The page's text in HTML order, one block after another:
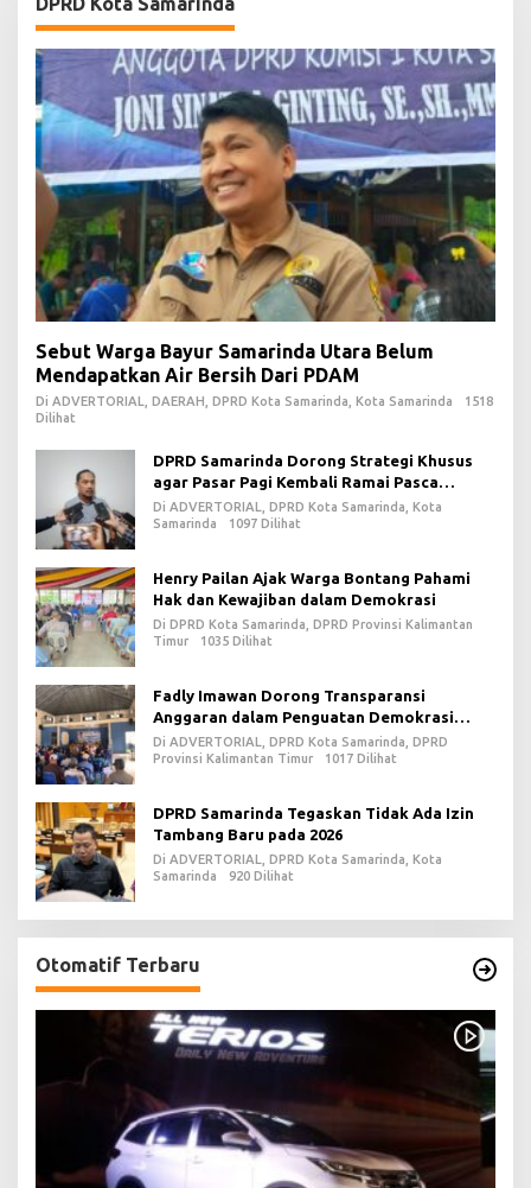
Sebut Warga Bayur Samarinda Utara Belum
Mendapatkan Air Bersih Dari PDAM
Di ADVERTORIAL, DAERAH, DPRD Kota Samarinda, Kota Samarinda
1518
Dilihat
DPRD Samarinda Dorong Strategi Khusus
agar Pasar Pagi Kembali Ramai Pasca
Revitalisasi
Di ADVERTORIAL, DPRD Kota Samarinda, Kota
Samarinda
1097 Dilihat
Henry Pailan Ajak Warga Bontang Pahami
Hak dan Kewajiban dalam Demokrasi
Di DPRD Kota Samarinda, DPRD Provinsi Kalimantan
Timur
1035 Dilihat
Fadly Imawan Dorong Transparansi
Anggaran dalam Penguatan Demokrasi
Daerah di PPU
Di ADVERTORIAL, DPRD Kota Samarinda, DPRD
Provinsi Kalimantan Timur
1017 Dilihat
DPRD Samarinda Tegaskan Tidak Ada Izin
Tambang Baru pada 2026
Di ADVERTORIAL, DPRD Kota Samarinda, Kota
Samarinda
920 Dilihat
Otomatif Terbaru